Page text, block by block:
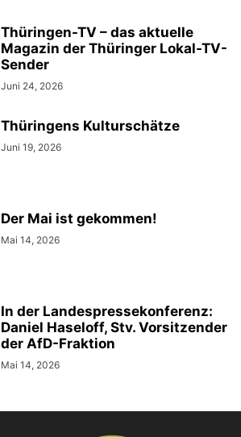
Thüringen-TV – das aktuelle
Magazin der Thüringer Lokal-TV-
Sender
Juni 24, 2026
Thüringens Kulturschätze
Juni 19, 2026
Der Mai ist gekommen!
Mai 14, 2026
In der Landespressekonferenz:
Daniel Haseloff, Stv. Vorsitzender
der AfD-Fraktion
Mai 14, 2026